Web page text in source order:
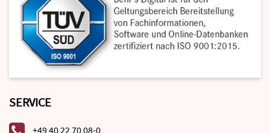
SERVICE
+49 40 22 70 08-0